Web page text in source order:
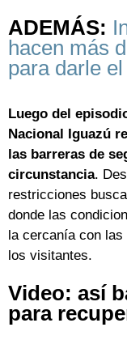
ADEMÁS:
hacen más
para darle
Luego del
Nacional Iguazú
las barreras de
circunstancia.
restricciones
donde las
la cercanía con
los visitantes.
Video: así
para